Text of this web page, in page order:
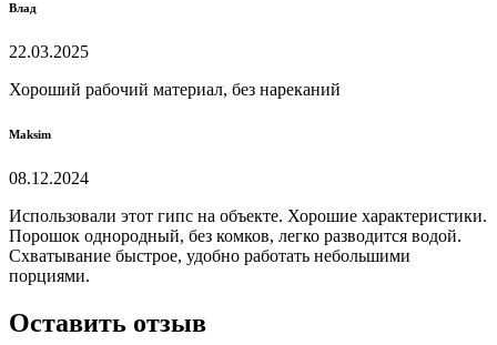
Влад
22.03.2025
Хороший рабочий материал, без нареканий
Maksim
08.12.2024
Использовали этот гипс на объекте. Хорошие характеристики.
Порошок однородный, без комков, легко разводится водой.
Схватывание быстрое, удобно работать небольшими
порциями.
Оставить отзыв